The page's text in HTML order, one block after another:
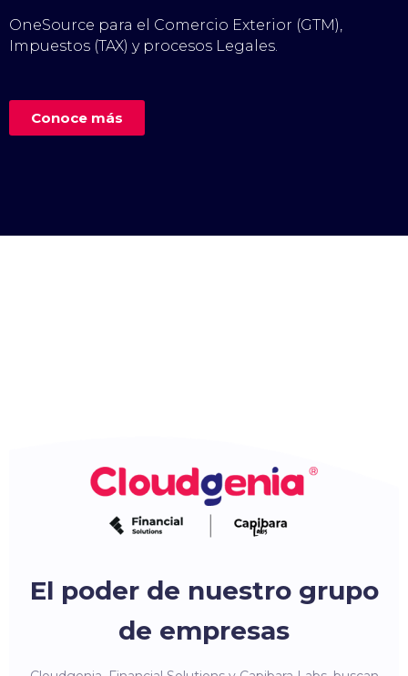
OneSource para el Comercio Exterior (GTM),
Impuestos (TAX) y procesos Legales.
Conoce más
El poder de nuestro grupo
de empresas